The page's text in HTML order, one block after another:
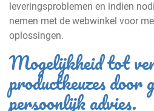
leveringsproblemen en indien
nemen met de webwinkel voor
oplossingen.
Mogelijkheid tot
productkeuzes door
persoonlijk advies.